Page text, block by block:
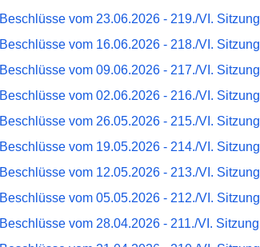
Beschlüsse vom 23.06.2026 - 219./VI. Sitzung
Beschlüsse vom 16.06.2026 - 218./VI. Sitzung
Beschlüsse vom 09.06.2026 - 217./VI. Sitzung
Beschlüsse vom 02.06.2026 - 216./VI. Sitzung
Beschlüsse vom 26.05.2026 - 215./VI. Sitzung
Beschlüsse vom 19.05.2026 - 214./VI. Sitzung
Beschlüsse vom 12.05.2026 - 213./VI. Sitzung
Beschlüsse vom 05.05.2026 - 212./VI. Sitzung
Beschlüsse vom 28.04.2026 - 211./VI. Sitzung